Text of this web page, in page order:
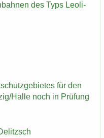
des Typs Leo­li­
für den
Halle noch in Prü­fung